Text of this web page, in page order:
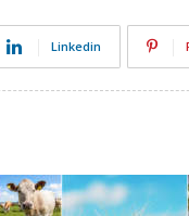
Linkedin